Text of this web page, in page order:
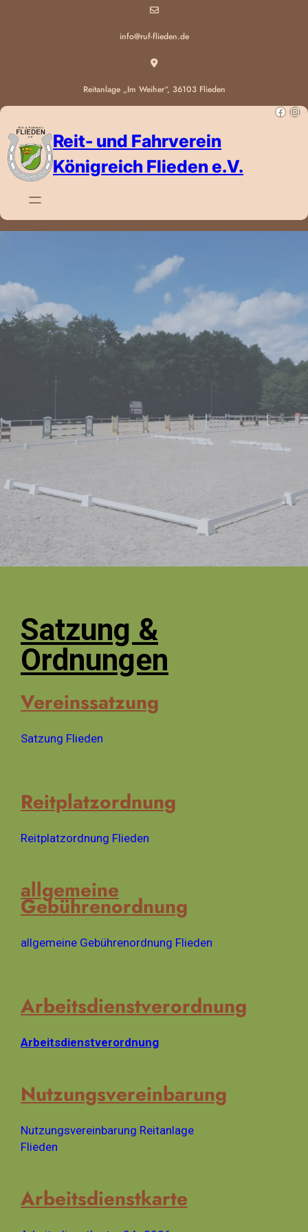
info@ruf-flieden.de
Reitanlage „Im Weiher“, 36103 Flieden
Reit- und Fahrverein
Königreich Flieden e.V.
Satzung &
Ordnungen
Vereinssatzung
Satzung Flieden
Reitplatzordnung
Reitplatzordnung Flieden
allgemeine
Gebührenordnung
allgemeine Gebührenordnung Flieden
Arbeitsdienstverordnung
Arbeitsdienstverordnung
Nutzungsvereinbarung
Nutzungsvereinbarung Reitanlage
Flieden
Arbeitsdienstkarte